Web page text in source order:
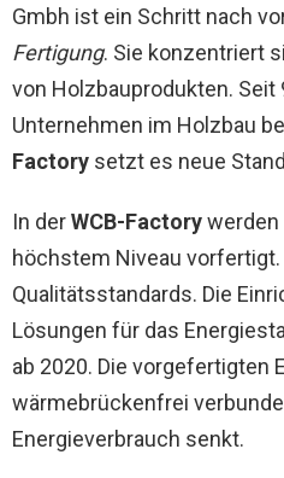
Gmbh ist ein Schritt nach
Fertigung. Sie konzentriert
von Holzbauprodukten. Seit
Unternehmen im Holzbau
Factory setzt es neue
In derWCB-Factorywerden
höchstem Niveau
Qualitätsstandards. Die
Lösungen für das
ab 2020. Die vorgefertigten
wärmebrückenfrei
Energieverbrauch senkt.